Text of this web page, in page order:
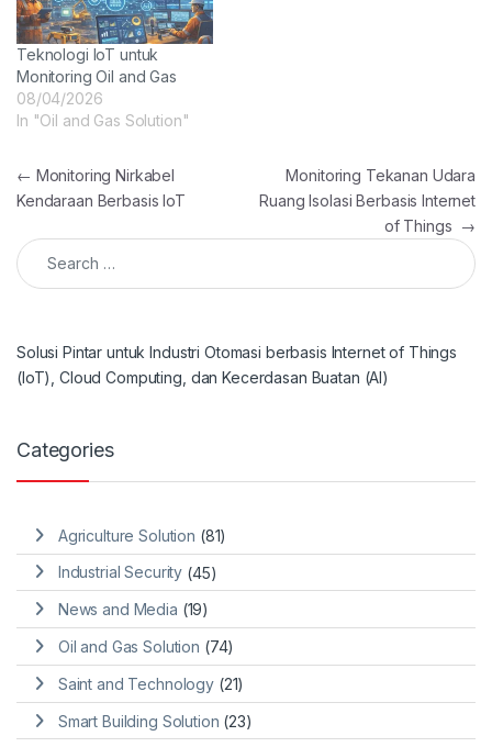
Teknologi IoT untuk
Monitoring Oil and Gas
08/04/2026
In "Oil and Gas Solution"
Post navigation
← Monitoring Nirkabel
Kendaraan Berbasis IoT
Monitoring Tekanan Udara
Ruang Isolasi Berbasis Internet
of Things →
Search for:
Solusi Pintar untuk Industri Otomasi berbasis Internet of Things
(IoT), Cloud Computing, dan Kecerdasan Buatan (AI)
Categories
Agriculture Solution (81)
Industrial Security (45)
News and Media (19)
Oil and Gas Solution (74)
Saint and Technology (21)
Smart Building Solution (23)